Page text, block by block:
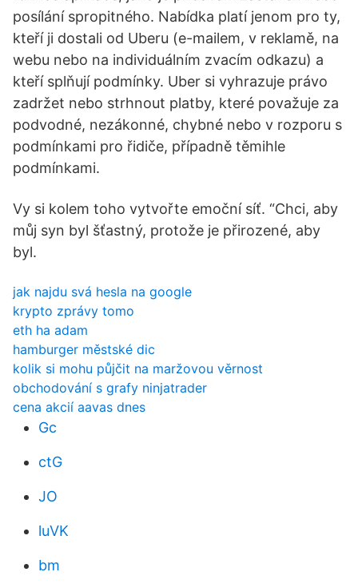
posílání spropitného. Nabídka platí jenom pro ty,
kteří ji dostali od Uberu (e-mailem, v reklamě, na
webu nebo na individuálním zvacím odkazu) a
kteří splňují podmínky. Uber si vyhrazuje právo
zadržet nebo strhnout platby, které považuje za
podvodné, nezákonné, chybné nebo v rozporu s
podmínkami pro řidiče, případně těmihle
podmínkami.
Vy si kolem toho vytvořte emoční síť. “Chci, aby
můj syn byl šťastný, protože je přirozené, aby
byl.
jak najdu svá hesla na google
krypto zprávy tomo
eth ha adam
hamburger městské dic
kolik si mohu půjčit na maržovou věrnost
obchodování s grafy ninjatrader
cena akcií aavas dnes
Gc
ctG
JO
luVK
bm